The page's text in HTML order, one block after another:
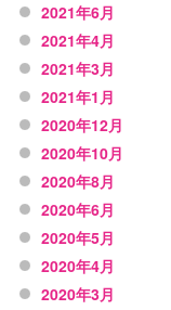
2021年6月
2021年4月
2021年3月
2021年1月
2020年12月
2020年10月
2020年8月
2020年6月
2020年5月
2020年4月
2020年3月